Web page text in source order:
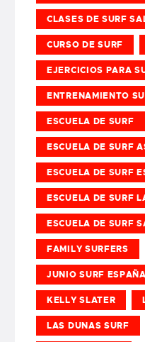
CLASES DE SURF
CURSO DE SURF
EJERCICIOS PARA
ENTRENAMIENTO
ESCUELA DE SURF
ESCUELA DE SURF
ESCUELA DE SURF
ESCUELA DE SURF
ESCUELA DE SURF
FAMILY SURFERS
JUNIO SURF ESPAÑA
KELLY SLATER
LAS DUNAS SURF